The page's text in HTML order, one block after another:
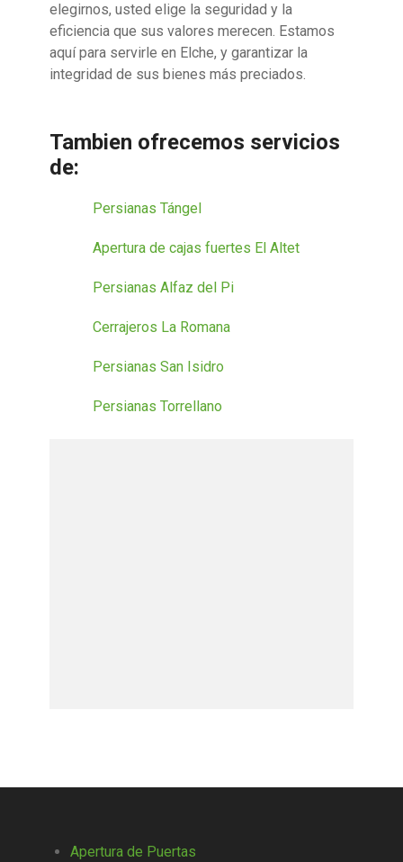
elegirnos, usted elige la seguridad y la
eficiencia que sus valores merecen. Estamos
aquí para servirle en Elche, y garantizar la
integridad de sus bienes más preciados.
Tambien ofrecemos servicios
de:
Persianas Tángel
Apertura de cajas fuertes El Altet
Persianas Alfaz del Pi
Cerrajeros La Romana
Persianas San Isidro
Persianas Torrellano
Apertura de Puertas